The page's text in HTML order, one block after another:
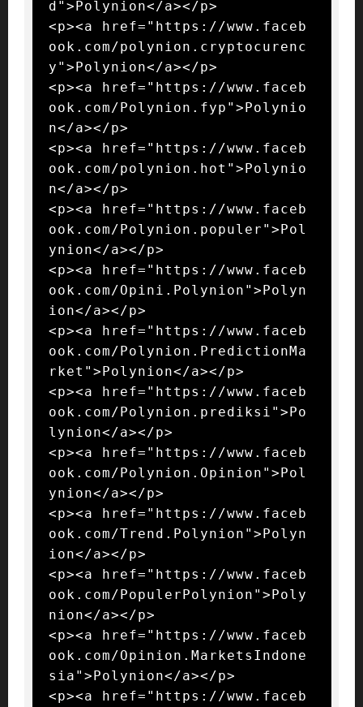
d">Polynion</a></p>
<p><a href="https://www.faceb
ook.com/polynion.cryptocurenc
y">Polynion</a></p>
<p><a href="https://www.faceb
ook.com/Polynion.fyp">Polynio
n</a></p>
<p><a href="https://www.faceb
ook.com/polynion.hot">Polynio
n</a></p>
<p><a href="https://www.faceb
ook.com/Polynion.populer">Pol
ynion</a></p>
<p><a href="https://www.faceb
ook.com/Opini.Polynion">Polyn
ion</a></p>
<p><a href="https://www.faceb
ook.com/Polynion.PredictionMa
rket">Polynion</a></p>
<p><a href="https://www.faceb
ook.com/Polynion.prediksi">Po
lynion</a></p>
<p><a href="https://www.faceb
ook.com/Polynion.Opinion">Pol
ynion</a></p>
<p><a href="https://www.faceb
ook.com/Trend.Polynion">Polyn
ion</a></p>
<p><a href="https://www.faceb
ook.com/PopulerPolynion">Poly
nion</a></p>
<p><a href="https://www.faceb
ook.com/Opinion.MarketsIndone
sia">Polynion</a></p>
<p><a href="https://www.faceb